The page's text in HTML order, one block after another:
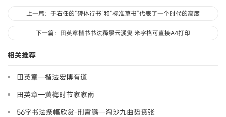
上一篇：于右任的“碑体行书”和“标准草书”代表了一个时代的高度
下一篇：田英章楷书书法释景云溪叟 米字格可直接A4打印
相关推荐
田英章—楷法宏博有道
田英章—黄梅时节家家雨
56字书法条幅欣赏-荆霄鹏—淘沙九曲势贲张